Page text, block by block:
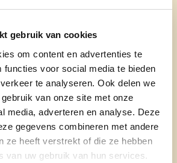
gebruik van cookies
om content en advertenties te
functies voor social media te bieden
te analyseren. Ook delen we
van onze site met onze
media, adverteren en analyse. Deze
gegevens combineren met andere
ze heeft verstrekt of die ze hebben
van uw gebruik van hun services.